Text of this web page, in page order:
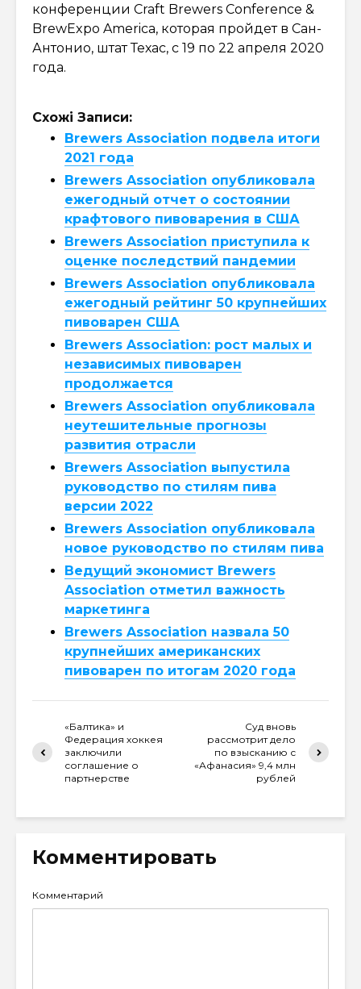
конференции Craft Brewers Conference &
BrewExpo America, которая пройдет в Сан-
Антонио, штат Техас, с 19 по 22 апреля 2020
года.
Схожі Записи:
Brewers Association подвела итоги
2021 года
Brewers Association опубликовала
ежегодный отчет о состоянии
крафтового пивоварения в США
Brewers Association приступила к
оценке последствий пандемии
Brewers Association опубликовала
ежегодный рейтинг 50 крупнейших
пивоварен США
Brewers Association: рост малых и
независимых пивоварен
продолжается
Brewers Association опубликовала
неутешительные прогнозы
развития отрасли
Brewers Association выпустила
руководство по стилям пива
версии 2022
Brewers Association опубликовала
новое руководство по стилям пива
Ведущий экономист Brewers
Association отметил важность
маркетинга
Brewers Association назвала 50
крупнейших американских
пивоварен по итогам 2020 года
«Балтика» и
Федерация хоккея
заключили
соглашение о
партнерстве
Суд вновь
рассмотрит дело
по взысканию с
«Афанасия» 9,4 млн
рублей
Комментировать
Комментарий